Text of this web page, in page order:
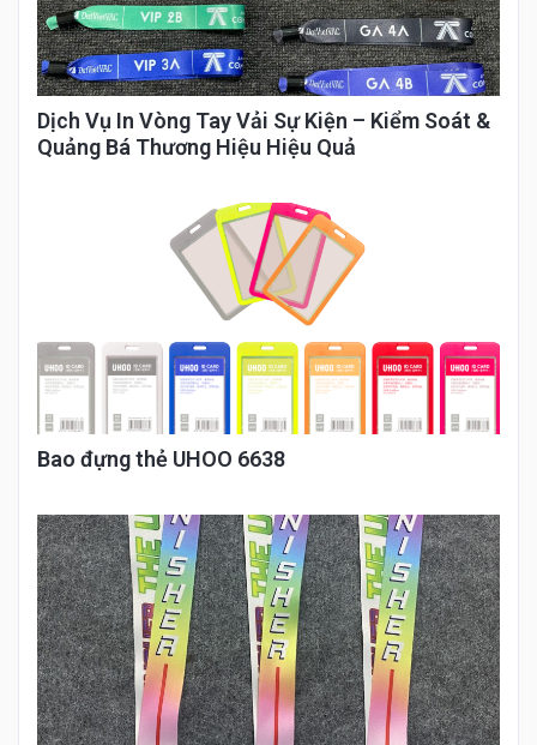
Dịch Vụ In Vòng Tay Vải Sự Kiện – Kiểm Soát &
Quảng Bá Thương Hiệu Hiệu Quả
Bao đựng thẻ UHOO 6638